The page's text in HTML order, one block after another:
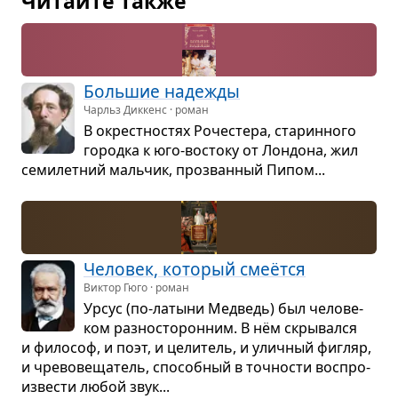
Боль­шие наде­жды
Чарльз Диккенс · роман
В окрест­но­стях Роче­стера, ста­рин­ного
городка к юго-вос­току от Лон­дона, жил
семи­лет­ний маль­чик, про­зван­ный Пипом...
Чело­век, кото­рый смеётся
Виктор Гюго · роман
Урсус (по-латыни Мед­ведь) был чело­ве­
ком раз­но­сто­рон­ним. В нём скры­вался
и фило­соф, и поэт, и цели­тель, и улич­ный фигляр,
и чре­во­ве­ща­тель, спо­соб­ный в точ­но­сти вос­про­
из­ве­сти любой звук...